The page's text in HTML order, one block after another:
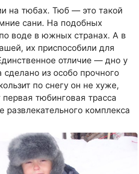
на тюбах. Тюб — это такой
сани. На подобных
воде в южных странах. А в
их приспособили для
отличие — дно у
сделано из особо прочного
по снегу он не хуже,
тюбинговая трасса
развлекательного комплекса